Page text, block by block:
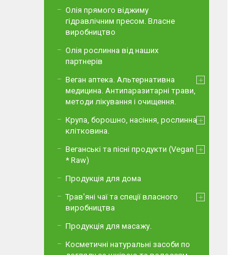
Олія прямого віджиму
гідравлічним пресом. Власне
виробництво
Олія рослинна від наших
партнерів
Веган аптека. Альтернативна
медицина. Антипаразитарні трави,
методи лікування і очищення.
Крупа, борошно, насіння, рослинна
клітковина.
Веганські та пісні продукти (Vegan
* Raw)
Продукція для дома
Трав'яні чаї та спеції власного
виробництва
Продукція для масажу.
Косметичні натуральні засоби по